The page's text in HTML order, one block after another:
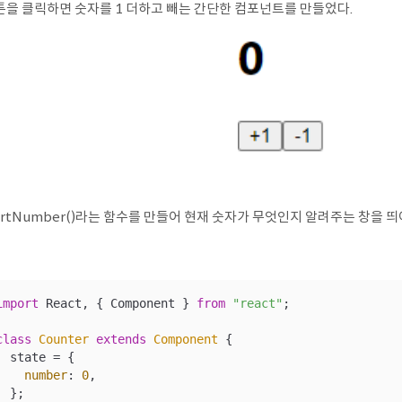
을 클릭하면 숫자를 1 더하고 빼는 간단한 컴포넌트를 만들었다.
라는 함수를 만들어 현재 숫자가 무엇인지 알려주는 창을 띄
React, { Component } from "react" ;
Counter extends Component
{
state = {
number: 0,
};